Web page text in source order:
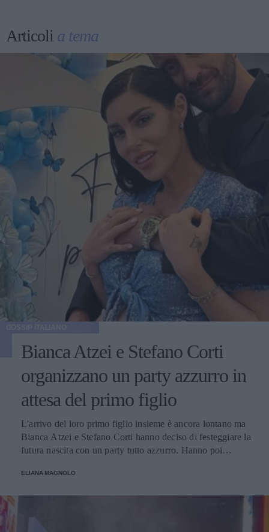
Articoli a tema
Bianca Atzei e Stefano Corti
organizzano un party azzurro in
attesa del primo figlio
L'arrivo del loro primo figlio insieme è ancora lontano ma
Bianca Atzei e Stefano Corti hanno deciso di festeggiare la
futura nascita con un party tutto azzurro. Hanno poi
famiglia.
ELIANA MAGNOLO